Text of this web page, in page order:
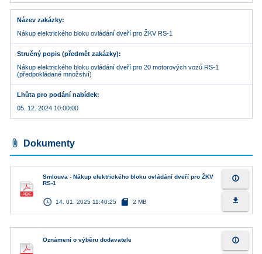
Název zakázky
Nákup elektrického bloku ovládání dveří pro ŽKV RS-1
Stručný popis (předmět zakázky)
Nákup elektrického bloku ovládání dveří pro 20 motorových vozů RS-1
(předpokládané množství)
Lhůta pro podání nabídek
05. 12. 2024 10:00:00
attach_file Dokumenty
Smlouva - Nákup elektrického bloku ovládání dveří pro ŽKV
RS-1
access_time 14. 01. 2025 11:40:25 sd_card 2 MB
info_outline
file_download
Oznámení o výběru dodavatele info_outline